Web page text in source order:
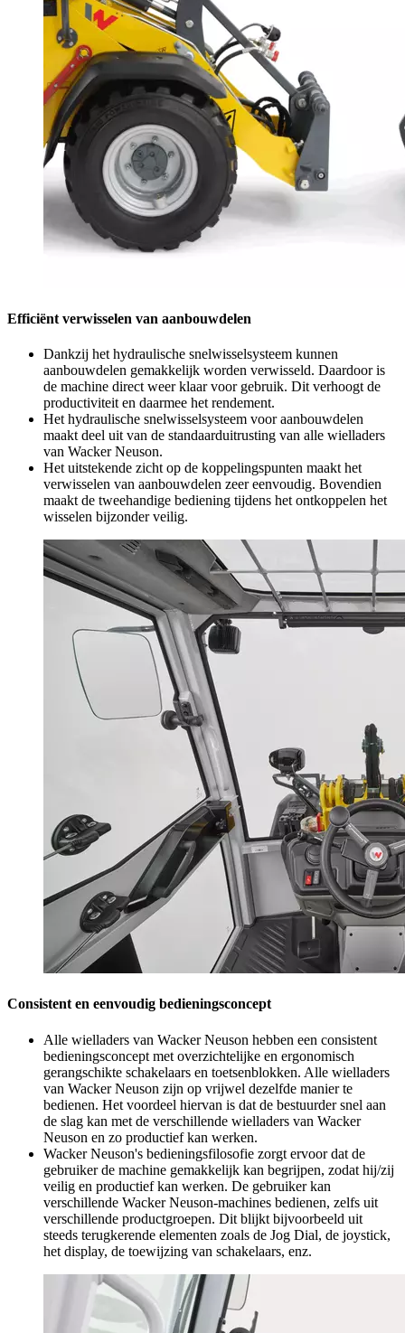
Efficiënt verwisselen van aanbouwdelen
Dankzij het hydraulische snelwisselsysteem kunnen
aanbouwdelen gemakkelijk worden verwisseld. Daardoor is
de machine direct weer klaar voor gebruik. Dit verhoogt de
productiviteit en daarmee het rendement.
Het hydraulische snelwisselsysteem voor aanbouwdelen
maakt deel uit van de standaarduitrusting van alle wielladers
van Wacker Neuson.
Het uitstekende zicht op de koppelingspunten maakt het
verwisselen van aanbouwdelen zeer eenvoudig. Bovendien
maakt de tweehandige bediening tijdens het ontkoppelen het
wisselen bijzonder veilig.
Consistent en eenvoudig bedieningsconcept
Alle wielladers van Wacker Neuson hebben een consistent
bedieningsconcept met overzichtelijke en ergonomisch
gerangschikte schakelaars en toetsenblokken. Alle wielladers
van Wacker Neuson zijn op vrijwel dezelfde manier te
bedienen. Het voordeel hiervan is dat de bestuurder snel aan
de slag kan met de verschillende wielladers van Wacker
Neuson en zo productief kan werken.
Wacker Neuson's bedieningsfilosofie zorgt ervoor dat de
gebruiker de machine gemakkelijk kan begrijpen, zodat hij/zij
veilig en productief kan werken. De gebruiker kan
verschillende Wacker Neuson-machines bedienen, zelfs uit
verschillende productgroepen. Dit blijkt bijvoorbeeld uit
steeds terugkerende elementen zoals de Jog Dial, de joystick,
het display, de toewijzing van schakelaars, enz.